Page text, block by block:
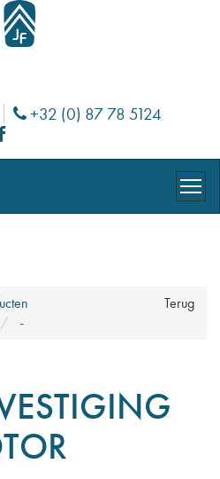
Phone
+32 (0) 87 78 5124
Facebook
Terug
-